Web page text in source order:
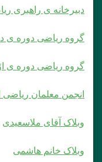
دبیرخانه ی راهبری
گروه ریاضی دوره ی
گروه ریاضی دوره ی
انجمن معلمان
وبلاک آقای ملاسعیدی
وبلاک خانم هاشمی